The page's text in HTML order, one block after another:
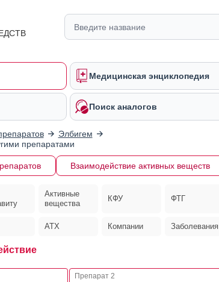
Медицинская энциклопедия
Поиск аналогов
Элбигем
препаратами
Взаимодействие активных веществ
Активные
вещества
КФУ ФТГ
АТХ Компании Заболевания